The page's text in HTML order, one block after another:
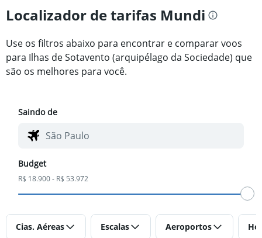
Localizador de tarifas Mundi
Use os filtros abaixo para encontrar e comparar voos
para Ilhas de Sotavento (arquipélago da Sociedade) que
são os melhores para você.
Saindo de
Budget
R$ 18.900 - R$ 53.972
Cias. Aéreas Escalas Aeroportos